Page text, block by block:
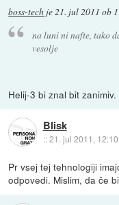
boss-tech je21. jul 2011 ob
na luni ni nafte, tako
vesolje
Helij-3 bi znal bit zanimiv.
Blisk
::21. jul 2011, 12:10
Pr vsej tej tehnologiji
odpovedi. Mislim, da če